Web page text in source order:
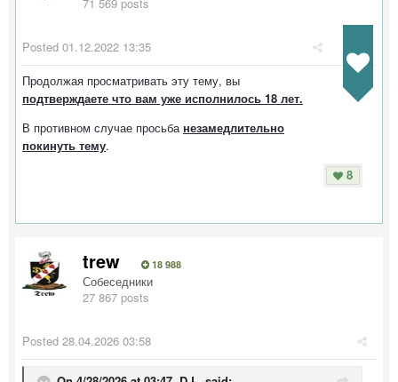
Posted 01.12.2022 13:35
Продолжая просматривать эту тему, вы
подтверждаете что вам уже исполнилось 18 лет.
В противном случае просьба незамедлительно
покинуть тему.
8
trew 18 988
Собеседники
27 867 posts
Posted 28.04.2026 03:58